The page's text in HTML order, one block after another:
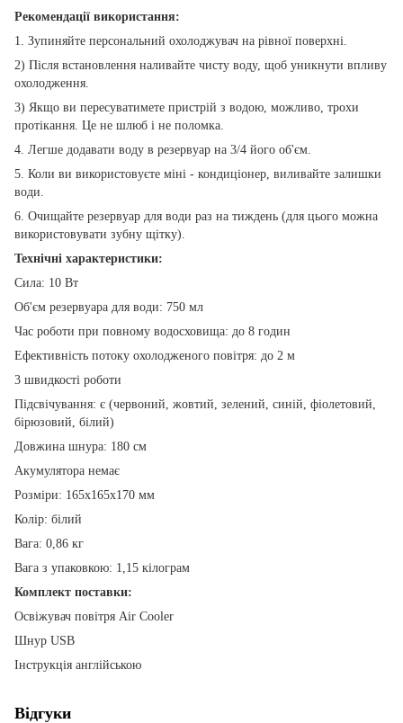
Рекомендації використання:
1. Зупиняйте персональний охолоджувач на рівної поверхні.
2) Після встановлення наливайте чисту воду, щоб уникнути впливу
охолодження.
3) Якщо ви пересуватимете пристрій з водою, можливо, трохи
протікання. Це не шлюб і не поломка.
4. Легше додавати воду в резервуар на 3/4 його об'єм.
5. Коли ви використовуєте міні - кондиціонер, виливайте залишки
води.
6. Очищайте резервуар для води раз на тиждень (для цього можна
використовувати зубну щітку).
Технічні характеристики:
Сила: 10 Вт
Об'єм резервуара для води: 750 мл
Час роботи при повному водосховища: до 8 годин
Ефективність потоку охолодженого повітря: до 2 м
3 швидкості роботи
Підсвічування: є (червоний, жовтий, зелений, синій, фіолетовий,
бірюзовий, білий)
Довжина шнура: 180 см
Акумулятора немає
Розміри: 165х165х170 мм
Колір: білий
Вага: 0,86 кг
Вага з упаковкою: 1,15 кілограм
Комплект поставки:
Освіжувач повітря Air Cooler
Шнур USB
Інструкція англійською
Відгуки